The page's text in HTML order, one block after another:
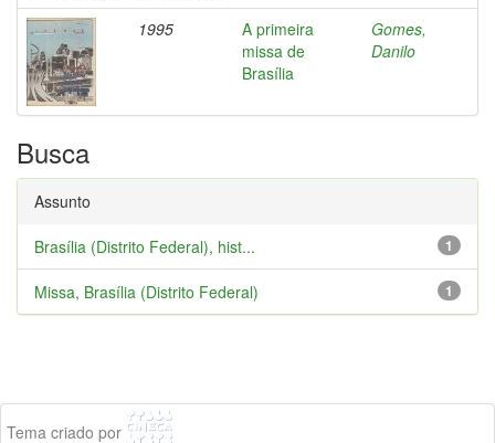
1995
A primeira
missa de
Brasília
Gomes,
Danilo
Busca
Assunto
1
Brasília (Distrito Federal), hist...
1
Missa, Brasília (Distrito Federal)
Tema criado por